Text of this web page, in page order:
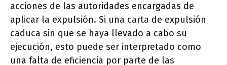
acciones de las autoridades encargadas de
aplicar la expulsión. Si una carta de expulsión
caduca sin que se haya llevado a cabo su
ejecución, esto puede ser interpretado como
una falta de eficiencia por parte de las